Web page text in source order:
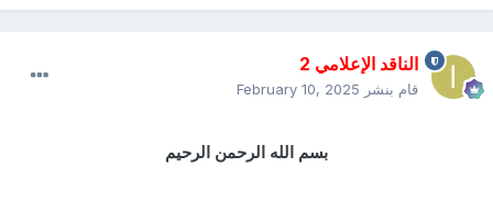
الناقد الإعلامي 2
قام بنشر February 10, 2025
بسم الله الرحمن الرحيم